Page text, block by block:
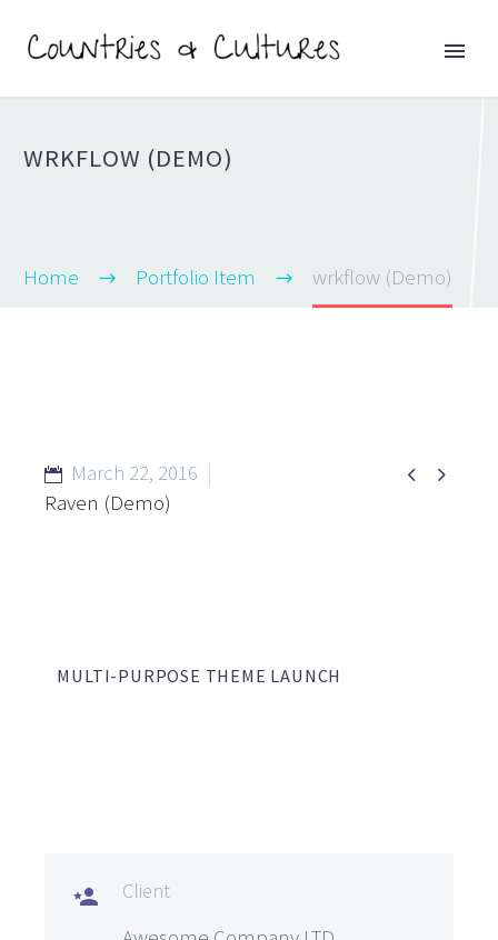
WRKFLOW (DEMO)
Home Portfolio Item wrkflow (Demo)
 
March 22, 2016
Raven (Demo)
MULTI-PURPOSE THEME LAUNCH
 Client